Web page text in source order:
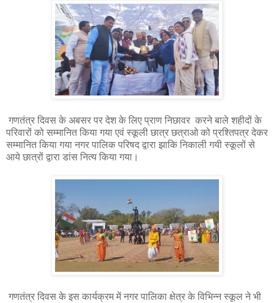
गणतंत्र दिवस के अबसर पर देश के लिए प्राण निछावर करने बाले शहीदों के
परिवारों को सम्मानित किया गया एवं स्कूली छात्र छत्राओ को प्रश्तिपत्र देकर
सम्मानित किया गया नगर पालिक परिषद द्वारा झाकि निकाली गयी स्कूलों से
आये छात्रों द्वारा डांस नित्य किया गया।
गणतंत्र दिवस के इस कार्यक्रम में नगर पालिका क्षेत्र के विभिन्न स्कूल ने भी